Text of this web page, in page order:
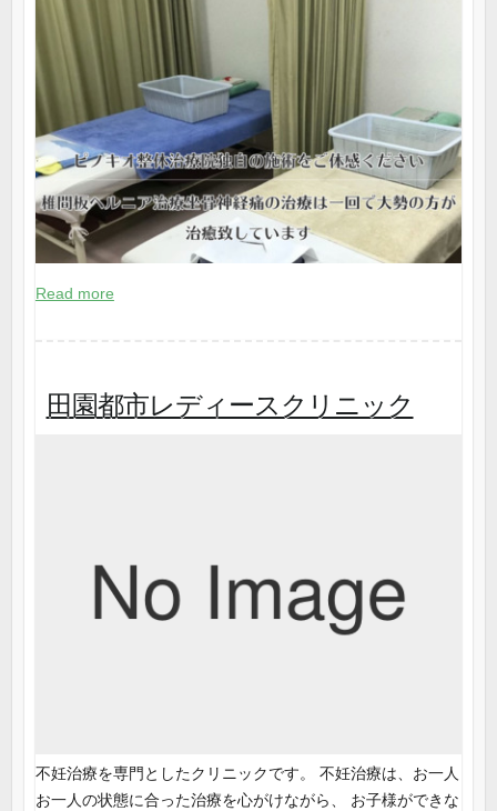
Read more
田園都市レディースクリニック
不妊治療を専門としたクリニックです。 不妊治療は、お一人
お一人の状態に合った治療を心がけながら、 お子様ができな